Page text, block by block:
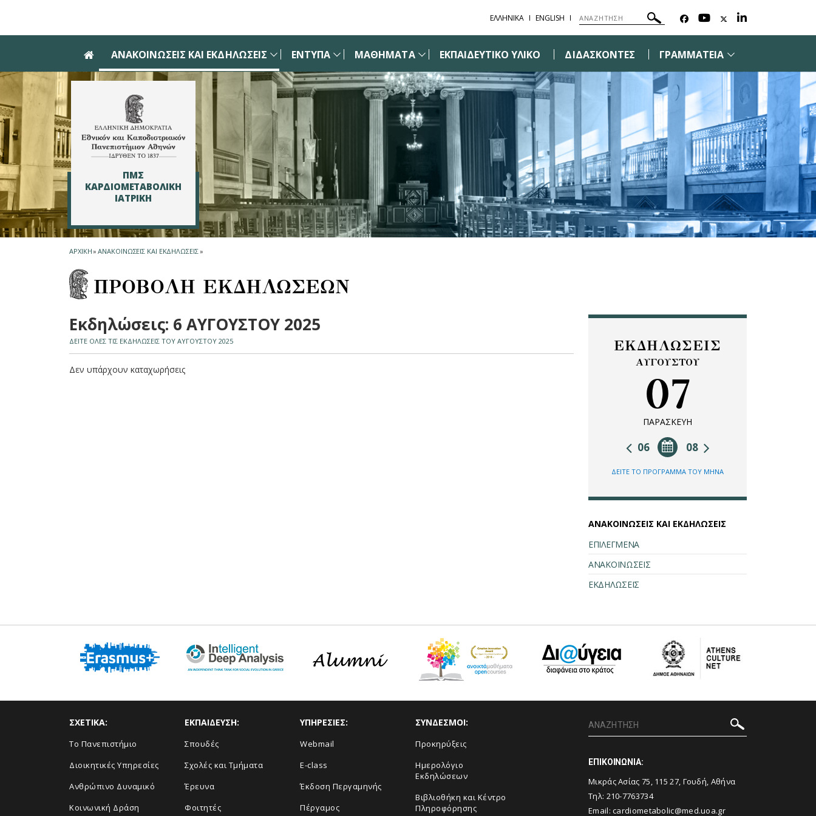
ΕΛΛΗΝΙΚΑ ENGLISH
ΑΝΑΚΟΙΝΩΣΕΙΣ ΚΑΙ ΕΚΔΗΛΩΣΕΙΣ ΕΝΤΥΠΑ ΜΑΘΗΜΑΤΑ ΕΚΠΑΙΔΕΥΤΙΚΟ ΥΛΙΚΟ ΔΙΔΑΣΚΟΝΤΕΣ ΓΡΑΜΜΑΤΕΙΑ
ΠΜΣ
ΚΑΡΔΙΟΜΕΤΑΒΟΛΙΚΗ
ΙΑΤΡΙΚΗ
ΑΡΧΙΚΗ» ΑΝΑΚΟΙΝΩΣΕΙΣ ΚΑΙ ΕΚΔΗΛΩΣΕΙΣ»
ΠΡΟΒΟΛΗ ΕΚΔΗΛΩΣΕΩΝ
Εκδηλώσεις: 6 ΑΥΓΟΥΣΤΟΥ 2025
ΔΕΙΤΕ ΟΛΕΣ ΤΙΣ ΕΚΔΗΛΩΣΕΙΣ ΤΟΥ ΑΥΓΟΥΣΤΟΥ 2025
Δεν υπάρχουν καταχωρήσεις
ΕΚΔΗΛΩΣΕΙΣ
ΑΥΓΟΥΣΤΟΥ
07
ΠΑΡΑΣΚΕΥΗ
08
06
ΔΕΙΤΕ ΤΟ ΠΡΟΓΡΑΜΜΑ ΤΟΥ ΜΗΝΑ
ΑΝΑΚΟΙΝΩΣΕΙΣ ΚΑΙ ΕΚΔΗΛΩΣΕΙΣ
ΕΠΙΛΕΓΜΕΝΑ
ΑΝΑΚΟΙΝΩΣΕΙΣ
ΕΚΔΗΛΩΣΕΙΣ
ΣΧΕΤΙΚΑ:
Το Πανεπιστήμιο
Διοικητικές Υπηρεσίες
Ανθρώπινο Δυναμικό
Κοινωνική Δράση
ΕΚΠΑΙΔΕΥΣΗ:
Σπουδές
Σχολές και Τμήματα
Έρευνα
Φοιτητές
ΥΠΗΡΕΣΙΕΣ:
Webmail
E-class
Έκδοση Περγαμηνής
Πέργαμος
ΣΥΝΔΕΣΜΟΙ:
Προκηρύξεις
Ημερολόγιο
Εκδηλώσεων
Βιβλιοθήκη και Κέντρο
Πληροφόρησης
ΕΠΙΚΟΙΝΩΝΙΑ:
Μικράς Ασίας 75, 115 27, Γουδή, Αθήνα
Τηλ: 210-7763734
Email:cardiometabolic@med.uoa.gr